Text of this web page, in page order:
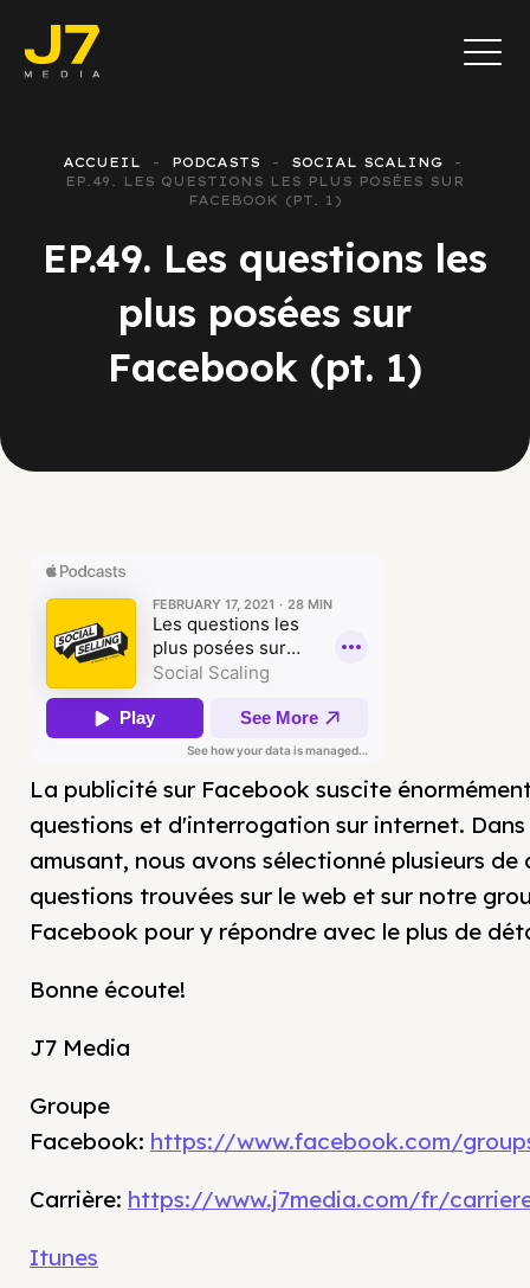
ACCUEIL PODCASTS
SOCIAL SCALING
EP.49. LES QUESTIONS LES PLUS POSÉES SUR
FACEBOOK (PT. 1)
EP.49. Les questions les
plus posées sur
Facebook (pt. 1)
La publicité sur Facebook suscite
questions et d'interrogation sur internet.
amusant, nous avons sélectionné plusieurs de
questions trouvées sur le web et sur notre
Facebook pour y répondre avec le plus de
Bonne écoute!
J7 Media
Groupe
Facebook: https://www.facebook.com/
Carrière: https://www.j7media.com/fr/
Itunes